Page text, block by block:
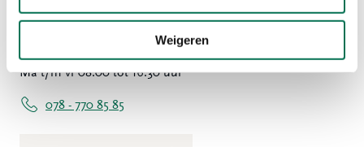
Weigeren
Ma t/m vr 08:00 tot 16:30 uur
078 - 770 85 85